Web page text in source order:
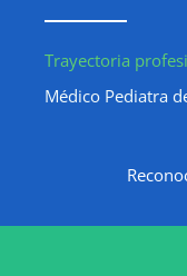
Trayectoria
Médico Pediatra